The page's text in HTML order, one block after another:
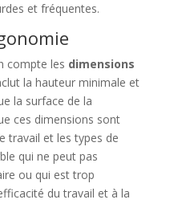
et fréquentes.
compte les dimensions
la hauteur minimale et
la surface de la
ces dimensions sont
travail et les types de
qui ne peut pas
ou qui est trop
du travail et à la